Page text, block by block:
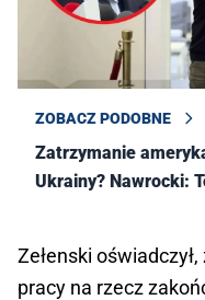
ZOBACZ PODOBNE
Zatrzymanie
Ukrainy? Nawrocki:
Zełenski
pracy na rzecz